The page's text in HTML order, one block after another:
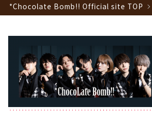
*Chocolate Bomb!! Official site TOP